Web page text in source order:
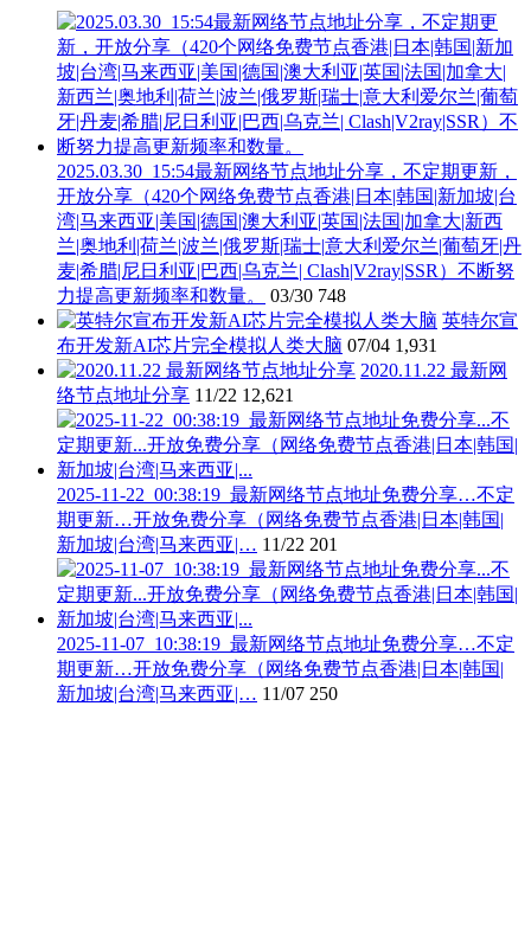
2025.03.30_15:54最新网络节点地址分享，不定期更新，
开放分享（420个网络免费节点香港|日本|韩国|新加坡|台
湾|马来西亚|美国|德国|澳大利亚|英国|法国|加拿大|新西
兰|奥地利|荷兰|波兰|俄罗斯|瑞士|意大利爱尔兰|葡萄牙|丹
麦|希腊|尼日利亚|巴西|乌克兰| Clash|V2ray|SSR）不断努
力提高更新频率和数量。
03/30 748
英特尔宣
布开发新AI芯片完全模拟人类大脑 07/04 1,931
2020.11.22 最新网
络节点地址分享 11/22 12,621
2025-11-22_00:38:19_最新网络节点地址免费分享…不定
期更新…开放免费分享（网络免费节点香港|日本|韩国|
新加坡|台湾|马来西亚|… 11/22 201
2025-11-07_10:38:19_最新网络节点地址免费分享…不定
期更新…开放免费分享（网络免费节点香港|日本|韩国|
新加坡|台湾|马来西亚|… 11/07 250